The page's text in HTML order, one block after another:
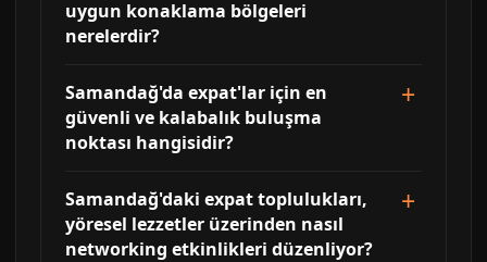
uygun konaklama bölgeleri
nerelerdir?
Samandağ'da expat'lar için en
güvenli ve kalabalık buluşma
noktası hangisidir?
Samandağ'daki expat toplulukları,
yöresel lezzetler üzerinden nasıl
networking etkinlikleri düzenliyor?